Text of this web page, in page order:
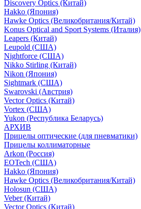
Discovery Optics (Китай)
Hakko (Япония)
Hawke Optics (Великобритания/Китай)
Konus Optical and Sport Systems (Италия)
Leapers (Китай)
Leupold (США)
Nightforce (США)
Nikko Stirling (Китай)
Nikon (Япония)
Sightmark (США)
Swarovski (Австрия)
Vector Optics (Китай)
Vortex (США)
Yukon (Республика Беларусь)
АРХИВ
Прицелы оптические (для пневматики)
Прицелы коллиматорные
Arkon (Россия)
EOTech (США)
Hakko (Япония)
Hawke Optics (Великобритания/Китай)
Holosun (США)
Veber (Китай)
Vector Optics (Китай)